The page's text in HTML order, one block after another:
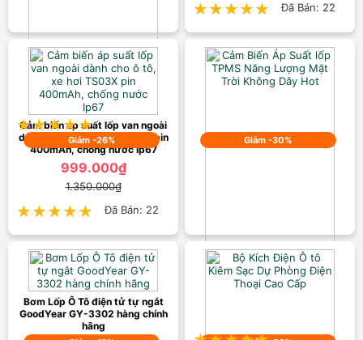
Camera hành trình Wifi Ô tô 2k
full Phụ Kiện Cao Cấp
1.250.000₫
1.800.000₫
★★★★★
★★★★★ Đã Bán: 23
★★★★★
★★★★★ Đã Bán: 22
Giảm -26%
Cảm biến áp suất lốp van ngoài
dành cho ô tô, xe hơi TS03X pin
400mAh, chống nước Ip67
999.000₫
1.350.000₫
★★★★★
★★★★★ Đã Bán: 22
Giảm -30%
Cảm Biến Áp Suất lốp TPMS
Năng Lượng Mặt Trời Không
Dây Hot
Bơm Lốp Ô Tô điện tử tự ngắt
GoodYear GY-3302 hàng chính
hãng